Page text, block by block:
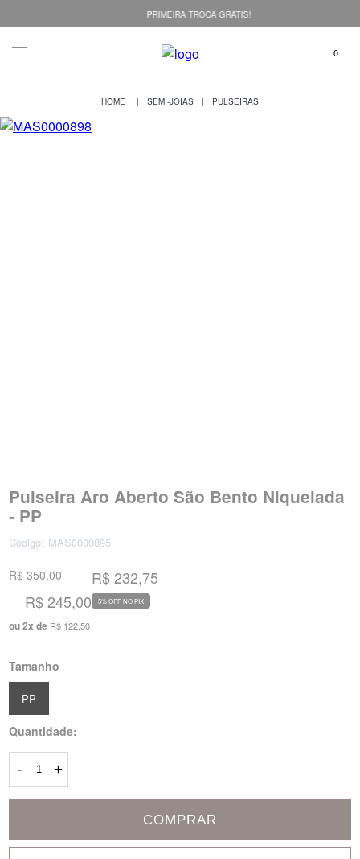
PRIMEIRA TROCA GRÁTIS!
SEMI-JOIAS PULSEIRAS
Pulseira Aro Aberto São Bento Niquelada
- PP
Código: MAS0000895
R$ 350,00
R$ 245,00
ou2x de R$ 122,50
R$ 232,75
5% OFF NO PIX
Tamanho
PP
Quantidade:
- +
COMPRAR